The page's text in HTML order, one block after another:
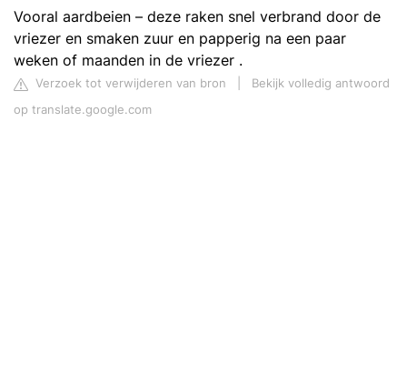
Vooral aardbeien – deze raken snel verbrand door de
vriezer en smaken zuur en papperig na een paar
weken of maanden in de vriezer .
Verzoek tot verwijderen van bron
Bekijk volledig antwoord
op translate.google.com